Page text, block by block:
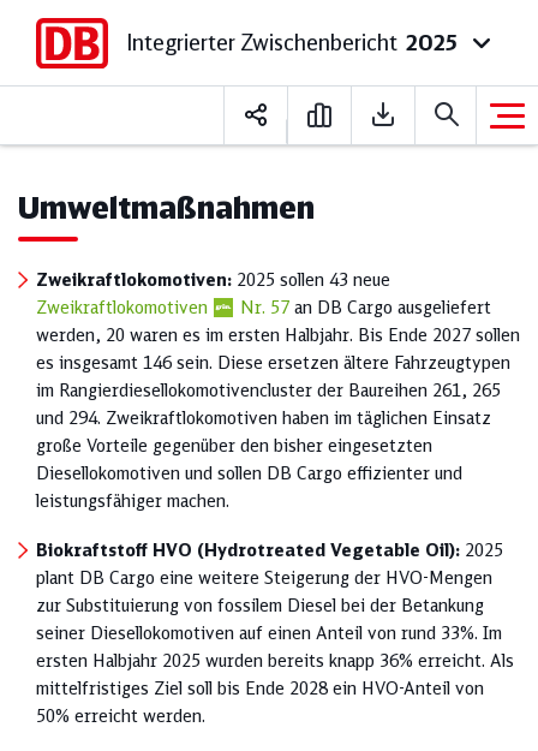
Integrierter Zwischenbericht 2025
Umweltmaßnahmen
Zweikraftlokomotiven: 2025 sollen 43 neue
Zweikraftlokomotiven
Nr. 57 an DB Cargo ausgeliefert
werden, 20 waren es im ersten Halbjahr. Bis Ende 2027 sollen
es insgesamt 146 sein. Diese ersetzen ältere Fahrzeugtypen
im Rangierdiesellokomotivencluster der Baureihen 261, 265
und 294. Zweikraftlokomotiven haben im täglichen Einsatz
große Vorteile gegenüber den bisher eingesetzten
Diesellokomotiven und sollen DB Cargo effizienter und
leistungsfähiger machen.
Biokraftstoff HVO (Hydrotreated Vegetable Oil): 2025
plant DB Cargo eine weitere Steigerung der HVO-Mengen
zur Substituierung von fossilem Diesel bei der Betankung
seiner Diesellokomotiven auf einen Anteil von rund 33%. Im
ersten Halbjahr 2025 wurden bereits knapp 36% erreicht. Als
mittelfristiges Ziel soll bis Ende 2028 ein HVO-Anteil von
50% erreicht werden.